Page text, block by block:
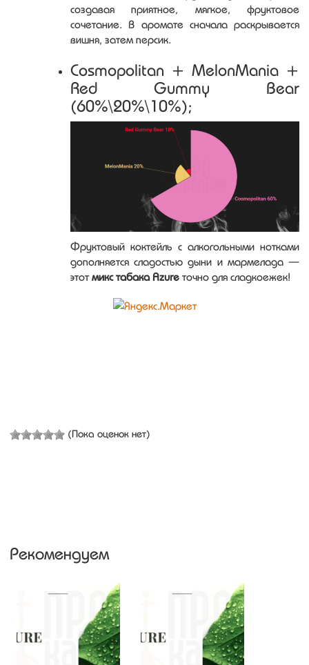
создавая приятное, мягкое, фруктовое
сочетание. В аромате сначала раскрывается
вишня, затем персик.
Cosmopolitan + MelonMania +
Red Gummy Bear
(60%\20%\10%);
Фруктовый коктейль с алкогольными нотками
дополняется сладостью дыни и мармелада —
этотмикс табака Azure точно для сладкоежек!
(Пока оценок нет)
Рекомендуем